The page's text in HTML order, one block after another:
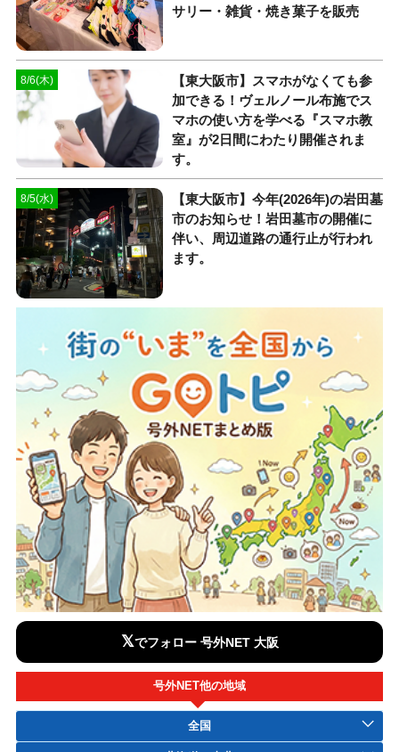
サリー・雑貨・焼き菓子を販売
8/6(木)
【東大阪市】スマホがなくても参
加できる！ヴェルノール布施でス
マホの使い方を学べる『スマホ教
室』が2日間にわたり開催されま
す。
8/5(水)
【東大阪市】今年(2026年)の岩田墓
市のお知らせ！岩田墓市の開催に
伴い、周辺道路の通行止が行われ
ます。
𝕏でフォロー 号外NET 大阪
号外NET他の地域
全国